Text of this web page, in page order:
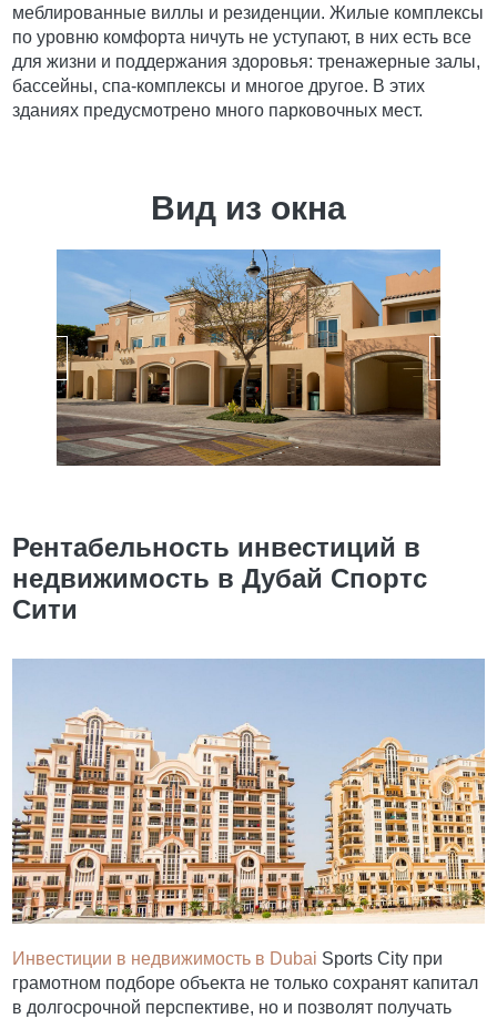
меблированные виллы и резиденции. Жилые комплексы
по уровню комфорта ничуть не уступают, в них есть все
для жизни и поддержания здоровья: тренажерные залы,
бассейны, спа-комплексы и многое другое. В этих
зданиях предусмотрено много парковочных мест.
Вид из окна
Рентабельность инвестиций в
недвижимость в Дубай Спортс
Сити
Инвестиции в недвижимость в Dubai Sports City при
грамотном подборе объекта не только сохранят капитал
в долгосрочной перспективе, но и позволят получать